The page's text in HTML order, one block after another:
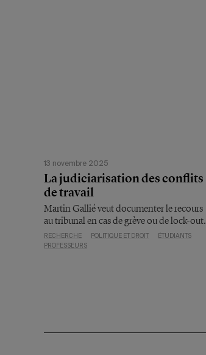
13 novembre 2025
La judiciarisation des conflits
de travail
Martin Gallié veut documenter le recours
au tribunal en cas de grève ou de lock-out.
RECHERCHE POLITIQUE ET DROIT
ÉTUDIANTS
PROFESSEURS